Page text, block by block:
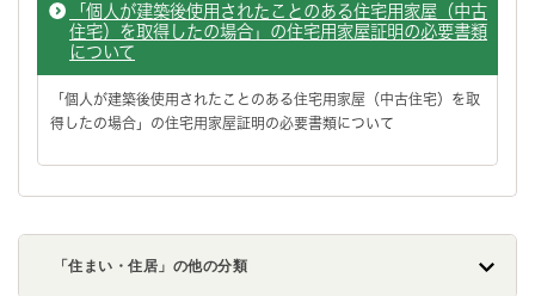
「個人が建築後使用されたことのある住宅用家屋（中古
住宅）を取得したの場合」の住宅用家屋証明の必要書類
について
「個人が建築後使用されたことのある住宅用家屋（中古住宅）を取
得したの場合」の住宅用家屋証明の必要書類について
「住まい・住居」の他の分類